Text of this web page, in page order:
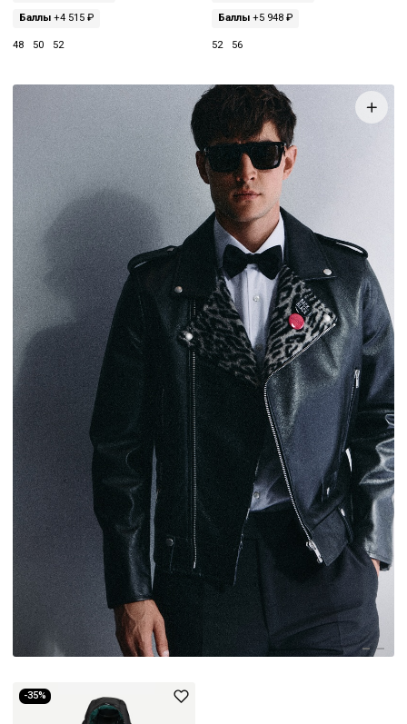
Баллы +4 515 ₽
48 50 52
Баллы+5 948 ₽
52 56
-35%